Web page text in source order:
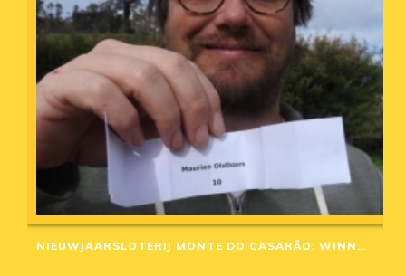
NIEUWJAARSLOTERIJ MONTE DO CASARÃO: WINNAARS VAN 2020